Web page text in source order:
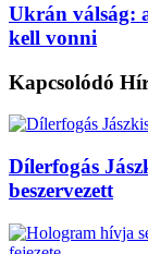
Ukrán válság:
kell vonni
Kapcsolódó
Dílerfogás
beszervezett